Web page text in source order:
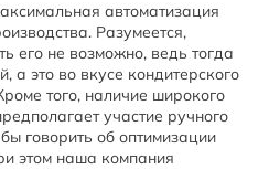
автоматизация
Разумеется,
его не возможно, ведь тогда
а это во вкусе кондитерского
того, наличие широкого
участие ручного
говорить об оптимизации
этом наша компания